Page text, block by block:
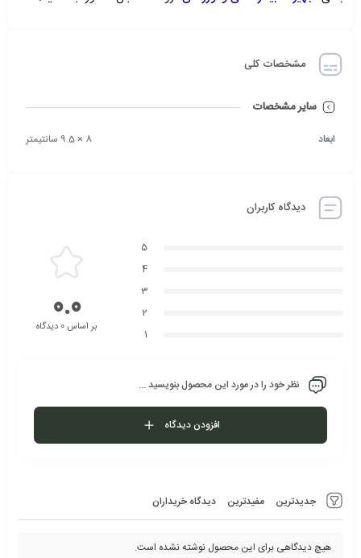
مشخصات کلی
سایر مشخصات
ابعاد 8 × 9.5 سانتیمتر
دیدگاه کاربران
جدیدترین مفیدترین دیدگاه خریداران
هیچ دیدگاهی برای این محصول نوشته نشده است.
5
4
3
2
1
0.0بر اساس 0 دیدگاه
نظر خود را در مورد این محصول بنویسید ...
افزودن دیدگاه